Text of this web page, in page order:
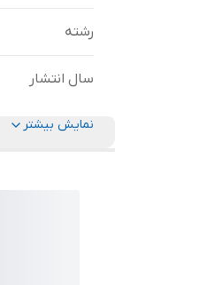
رشته
سال انتشار
نمایش بیشتر